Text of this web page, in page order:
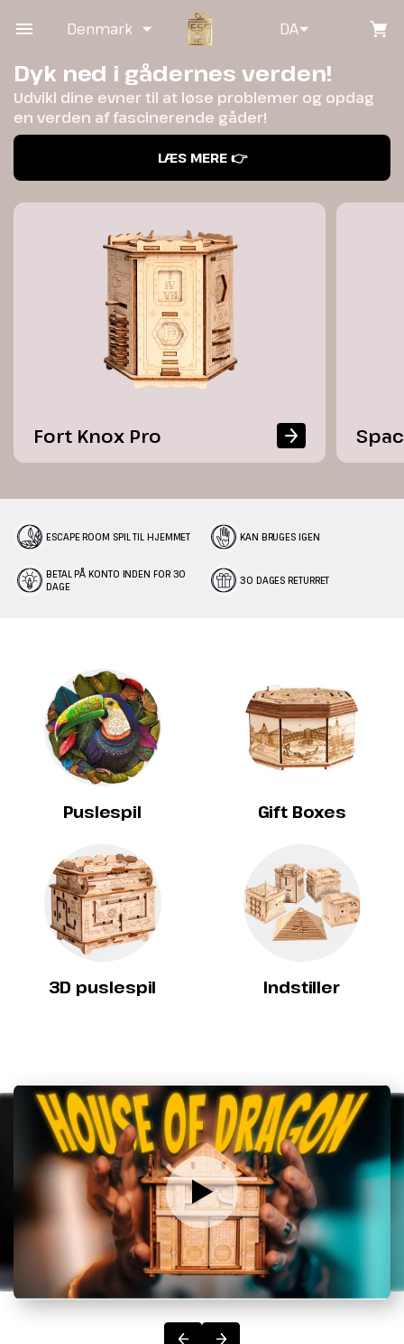
Denmark DA
Dyk ned i gådernes verden!
Udvikl dine evner til at løse problemer og opdag
en verden af fascinerende gåder!
LÆS MERE 👉
Knox Pro Space
ESCAPE ROOM SPIL TIL HJEMMET KAN BRUGES IGEN
BETAL PÅ KONTO INDEN FOR 30
DAGE
30 DAGES RETURRET
Puslespil Gift Boxes
3D puslespil Indstiller